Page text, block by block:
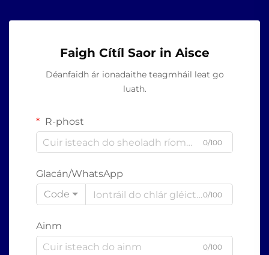
Faigh Cítíl Saor in Aisce
Déanfaidh ár ionadaithe teagmháil leat go
luath.
R-phost
0/100
Glacán/WhatsApp
Code
0/100
Ainm
0/100